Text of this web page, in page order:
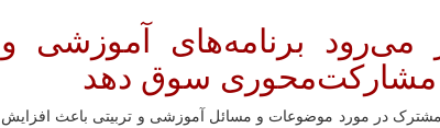
می‌رود برنامه‌های آموزشی و
مشارکت‌محوری سوق دهد
مشترک در مورد موضوعات و مسائل آموزشی و تربیتی باعث افزایش